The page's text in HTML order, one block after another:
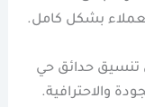
بشكل كامل.
تنسيق حدائق حي
والاحترافية.